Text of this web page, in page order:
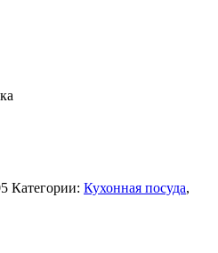
Категории: Кухонная посуда,